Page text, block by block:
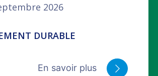
2026
DURABLE
En savoir plus